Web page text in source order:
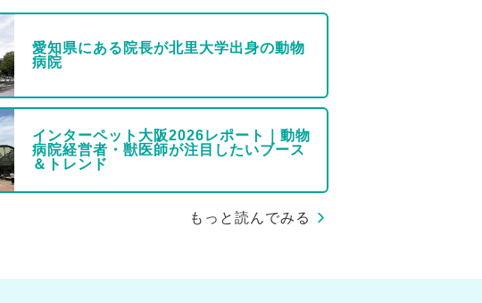
愛知県にある院長が北里大学出身の動物
病院
インターペット大阪2026レポート｜動物
病院経営者・獣医師が注目したいブース
＆トレンド
もっと読んでみる